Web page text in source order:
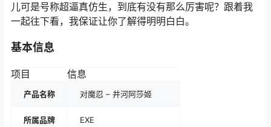
儿可是号称超逼真仿生，到底有没有那么厉害呢？跟着我
一起往下看，我保证让你了解得明明白白。
基本信息
项目 信息
产品名称 对魔忍 – 井河阿莎姬
所属品牌 EXE